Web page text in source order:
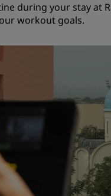
during your stay at
workout goals.